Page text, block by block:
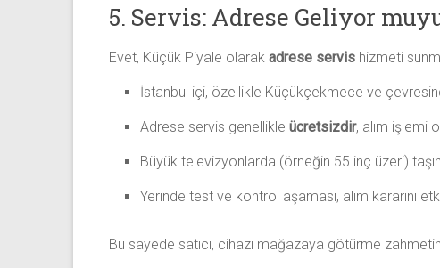
5. Servis: Adrese Geliyor
Evet, Küçük Piyale olarak adrese servis hizmeti
İstanbul içi, özellikle Küçükçekmece ve
Adrese servis genellikle ücretsizdir, alım işlemi
Büyük televizyonlarda (örneğin 55 inç üzeri)
Yerinde test ve kontrol aşaması, alım kararını
Bu sayede satıcı, cihazı mağazaya götürme